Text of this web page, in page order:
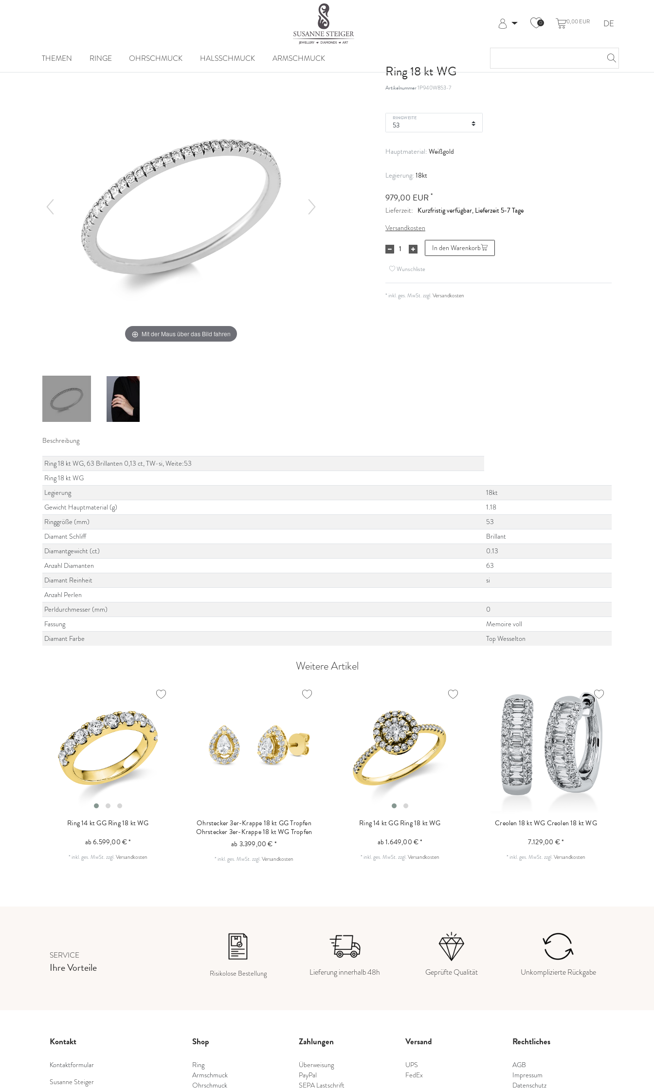
Registrieren
Hilfe & Kontakt
0 0,00 EUR DE
THEMEN RINGE OHRSCHMUCK HALSSCHMUCK ARMSCHMUCK
Mit der Maus über das Bild fahren
Ring 18 kt WG
Artikelnummer1P940W853-7
RINGWEITE
Hauptmaterial: Weißgold
Legierung: 18kt
979,00 EUR *
Lieferzeit: Kurzfristig verfügbar, Lieferzeit 5-7 Tage
Versandkosten
In den Warenkorb
Wunschliste
* inkl. ges. MwSt. zzgl.Versandkosten
Beschreibung
Ring 18 kt WG, 63 Brillanten 0,13 ct, TW-si, Weite:53
Ring 18 kt WG
Legierung
18kt
Gewicht Hauptmaterial (g)
1.18
Ringgröße (mm)
53
Diamant Schliff
Brillant
Diamantgewicht (ct)
0.13
Anzahl Diamanten
63
Diamant Reinheit
si
Anzahl Perlen
Perldurchmesser (mm)
0
Fassung
Memoire voll
Diamant Farbe
Top Wesselton
Weitere Artikel
Ring 14 kt GGRing 18 kt WG
ab 6.599,00 € *
* inkl. ges. MwSt.zzgl.Versandkosten
Ohrstecker 3er-Krappe 18 kt GG Tropfen
Ohrstecker 3er-Krappe 18 kt WG Tropfen
ab 3.399,00 € *
* inkl. ges. MwSt.zzgl.Versandkosten
Ring 14 kt GGRing 18 kt WG
ab 1.649,00 € *
* inkl. ges. MwSt.zzgl.Versandkosten
Creolen 18 kt WGCreolen 18 kt WG
7.129,00 € *
* inkl. ges. MwSt.zzgl.Versandkosten
SERVICE
Ihre Vorteile Risikolose Bestellung Lieferung innerhalb 48h Geprüfte Qualität Unkomplizierte Rückgabe
Kontakt
Kontaktformular
Susanne Steiger
Shop
Ring
Armschmuck
Ohrschmuck
Zahlungen
Überweisung
PayPal
SEPA Lastschrift
Versand
UPS
FedEx
Rechtliches
AGB
Impressum
Datenschutz